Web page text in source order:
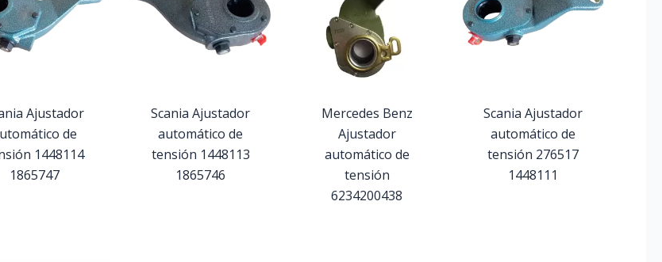
Ajustador
de
1448114
1865747
Scania Ajustador
automático de
tensión 1448113
1865746
Mercedes Benz
Ajustador
automático de
tensión
6234200438
Scania Ajustador
automático de
tensión 276517
1448111